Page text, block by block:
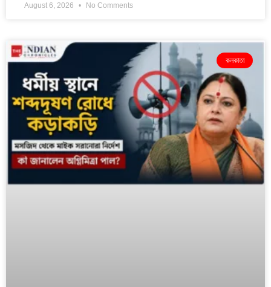
August 6, 2026 No Comments
কলকাতা